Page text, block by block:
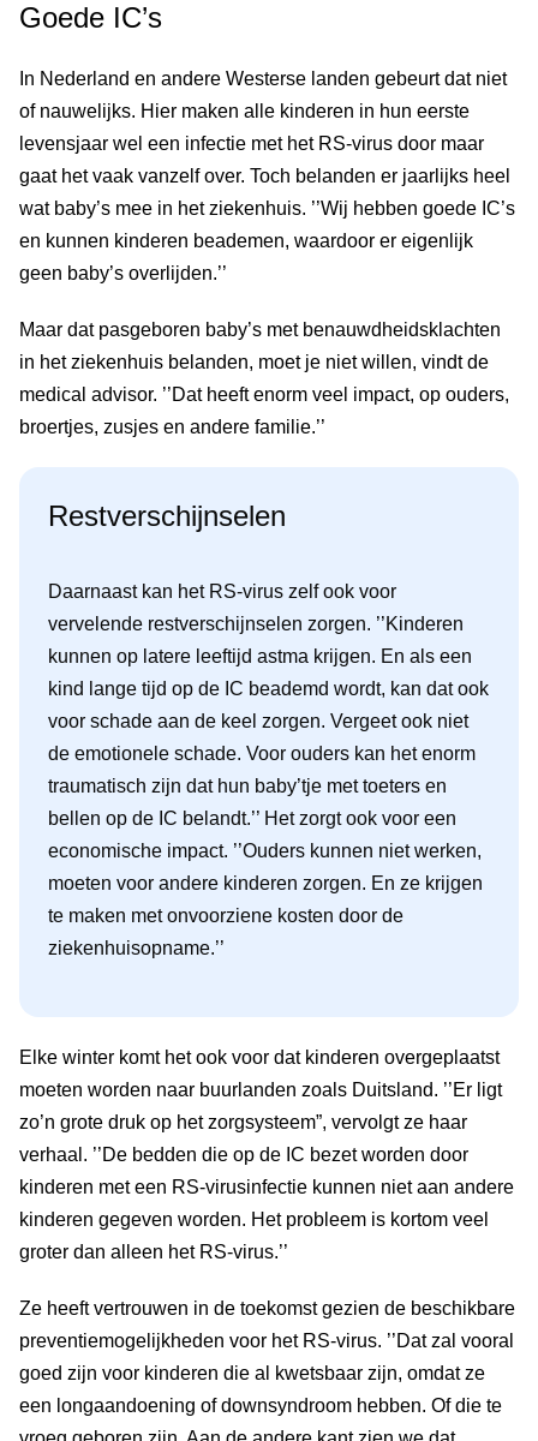
Goede IC’s
In Nederland en andere Westerse landen gebeurt dat niet
of nauwelijks. Hier maken alle kinderen in hun eerste
levensjaar wel een infectie met het RS-virus door maar
gaat het vaak vanzelf over. Toch belanden er jaarlijks heel
wat baby’s mee in het ziekenhuis. ’’Wij hebben goede IC’s
en kunnen kinderen beademen, waardoor er eigenlijk
geen baby’s overlijden.’’
Maar dat pasgeboren baby’s met benauwdheidsklachten
in het ziekenhuis belanden, moet je niet willen, vindt de
medical advisor. ’’Dat heeft enorm veel impact, op ouders,
broertjes, zusjes en andere familie.’’
Restverschijnselen
Daarnaast kan het RS-virus zelf ook voor
vervelende restverschijnselen zorgen. ’’Kinderen
kunnen op latere leeftijd astma krijgen. En als een
kind lange tijd op de IC beademd wordt, kan dat ook
voor schade aan de keel zorgen. Vergeet ook niet
de emotionele schade. Voor ouders kan het enorm
traumatisch zijn dat hun baby’tje met toeters en
bellen op de IC belandt.’’ Het zorgt ook voor een
economische impact. ’’Ouders kunnen niet werken,
moeten voor andere kinderen zorgen. En ze krijgen
te maken met onvoorziene kosten door de
ziekenhuisopname.’’
Elke winter komt het ook voor dat kinderen overgeplaatst
moeten worden naar buurlanden zoals Duitsland. ’’Er ligt
zo’n grote druk op het zorgsysteem”, vervolgt ze haar
verhaal. ’’De bedden die op de IC bezet worden door
kinderen met een RS-virusinfectie kunnen niet aan andere
kinderen gegeven worden. Het probleem is kortom veel
groter dan alleen het RS-virus.’’
Ze heeft vertrouwen in de toekomst gezien de beschikbare
preventiemogelijkheden voor het RS-virus. ’’Dat zal vooral
goed zijn voor kinderen die al kwetsbaar zijn, omdat ze
een longaandoening of downsyndroom hebben. Of die te